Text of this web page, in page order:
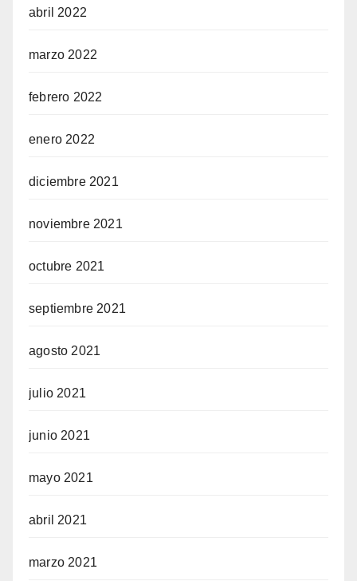
abril 2022
marzo 2022
febrero 2022
enero 2022
diciembre 2021
noviembre 2021
octubre 2021
septiembre 2021
agosto 2021
julio 2021
junio 2021
mayo 2021
abril 2021
marzo 2021